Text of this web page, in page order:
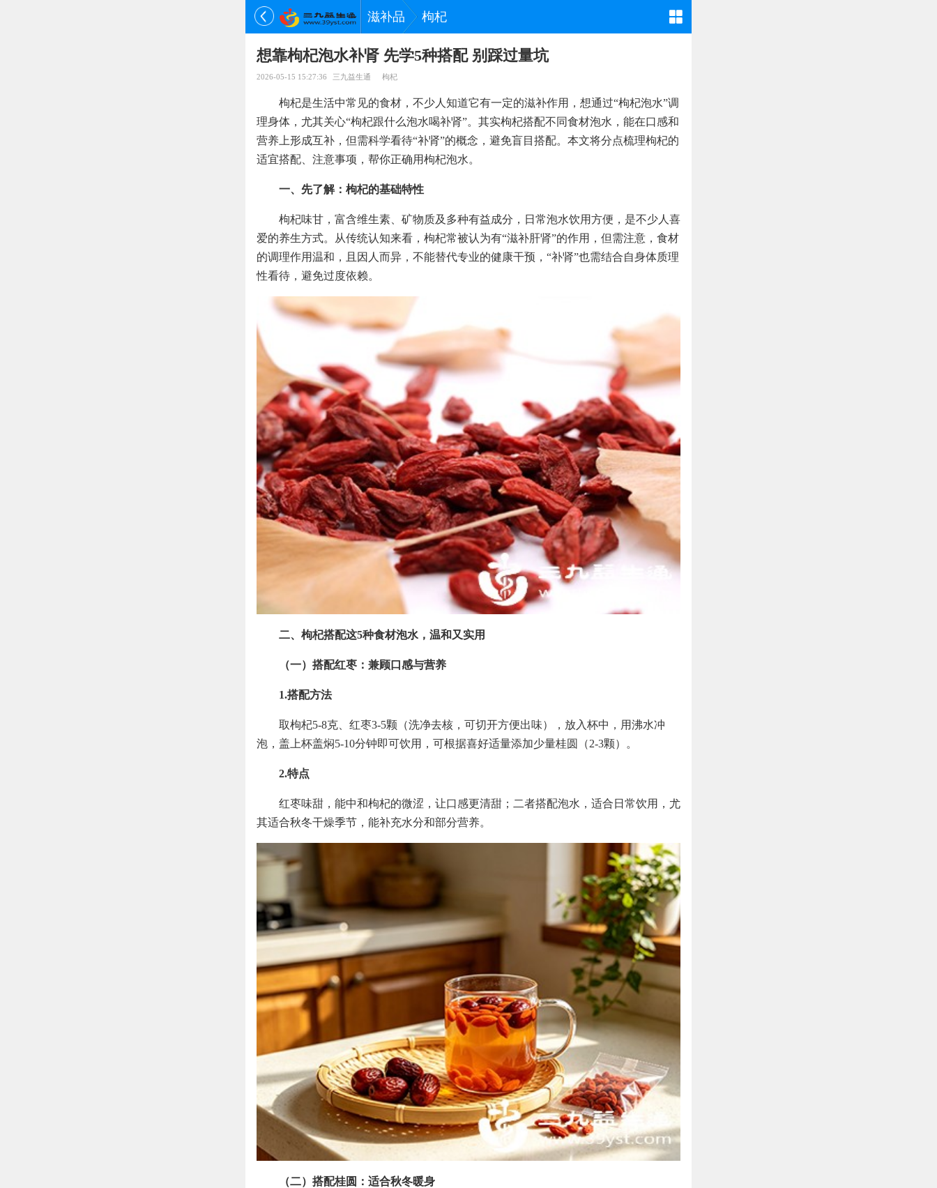
滋补品 枸杞
想靠枸杞泡水补肾 先学5种搭配 别踩过量坑
2026-05-15 15:27:36 三九益生通 枸杞
枸杞是生活中常见的食材，不少人知道它有一定的滋补作用，想通过“枸杞泡水”调
理身体，尤其关心“枸杞跟什么泡水喝补肾”。其实枸杞搭配不同食材泡水，能在口感和
营养上形成互补，但需科学看待“补肾”的概念，避免盲目搭配。本文将分点梳理枸杞的
适宜搭配、注意事项，帮你正确用枸杞泡水。
一、先了解：枸杞的基础特性
枸杞味甘，富含维生素、矿物质及多种有益成分，日常泡水饮用方便，是不少人喜
爱的养生方式。从传统认知来看，枸杞常被认为有“滋补肝肾”的作用，但需注意，食材
的调理作用温和，且因人而异，不能替代专业的健康干预，“补肾”也需结合自身体质理
性看待，避免过度依赖。
二、枸杞搭配这5种食材泡水，温和又实用
（一）搭配红枣：兼顾口感与营养
1.搭配方法
取枸杞5-8克、红枣3-5颗（洗净去核，可切开方便出味），放入杯中，用沸水冲
泡，盖上杯盖焖5-10分钟即可饮用，可根据喜好适量添加少量桂圆（2-3颗）。
2.特点
红枣味甜，能中和枸杞的微涩，让口感更清甜；二者搭配泡水，适合日常饮用，尤
其适合秋冬干燥季节，能补充水分和部分营养。
（二）搭配桂圆：适合秋冬暖身